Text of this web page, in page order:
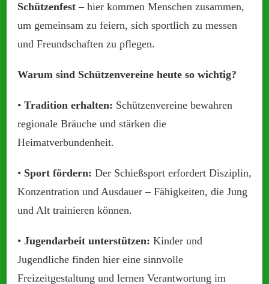
Schützenfest – hier kommen Menschen zusammen,
um gemeinsam zu feiern, sich sportlich zu messen
und Freundschaften zu pflegen.
Warum sind Schützenvereine heute so wichtig?
• Tradition erhalten: Schützenvereine bewahren
regionale Bräuche und stärken die
Heimatverbundenheit.
• Sport fördern: Der Schießsport erfordert Disziplin,
Konzentration und Ausdauer – Fähigkeiten, die Jung
und Alt trainieren können.
• Jugendarbeit unterstützen: Kinder und
Jugendliche finden hier eine sinnvolle
Freizeitgestaltung und lernen Verantwortung im